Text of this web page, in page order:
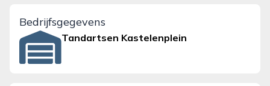
Bedrijfsgegevens
Tandartsen Kastelenplein